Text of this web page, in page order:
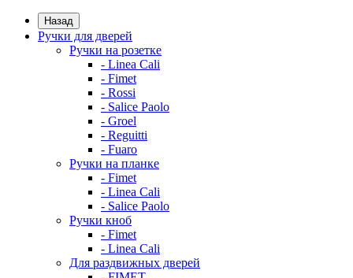
Назад
Ручки для дверей
Ручки на розетке
- Linea Cali
- Fimet
- Rossi
- Salice Paolo
- Groel
- Reguitti
- Fuaro
Ручки на планке
- Fimet
- Linea Cali
- Salice Paolo
Ручки кноб
- Fimet
- Linea Cali
Для раздвижных дверей